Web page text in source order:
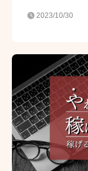
2023/10/30